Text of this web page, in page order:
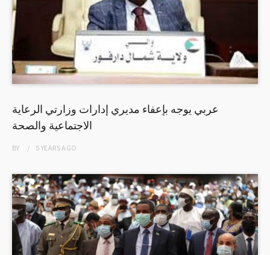
عربي يوجه بإعفاء مديري إدارات وزارتي الرعاية
الاجتماعية والصحة
BY 5 YEARSAGO